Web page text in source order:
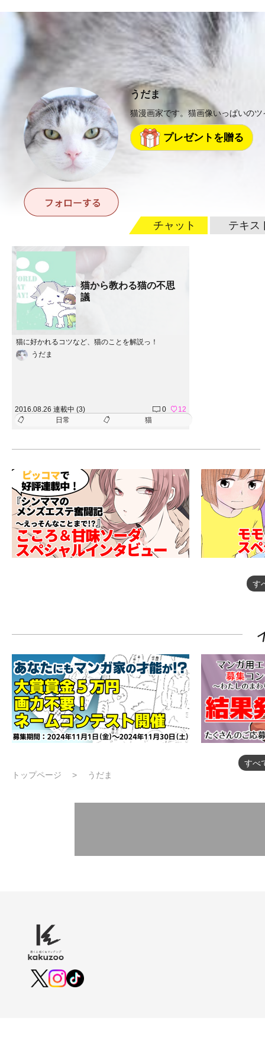
うだま
猫漫画家です。猫画像いっぱいの
プレゼントを贈る
チャット テキス
猫から教わる猫の不思
議
猫に好かれるコツなど、猫のことを解説っ！
うだま
2016.08.26 連載中 (3) 0
12
日常
猫
す
すべ
トップページ
うだま